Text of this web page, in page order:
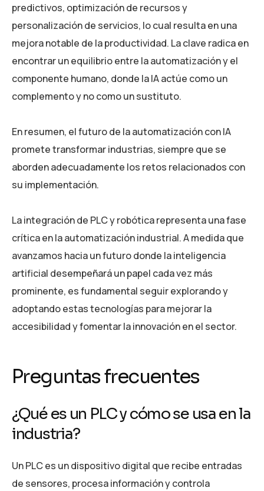
predictivos, optimización de recursos y
personalización de servicios, lo cual resulta en una
mejora notable de la productividad. La clave radica en
encontrar un equilibrio entre la automatización y el
componente humano, donde la IA actúe como un
complemento y no como un sustituto.
En resumen, el futuro de la automatización con IA
promete transformar industrias, siempre que se
aborden adecuadamente los retos relacionados con
su implementación.
La integración de PLC y robótica representa una fase
crítica en la automatización industrial. A medida que
avanzamos hacia un futuro donde la inteligencia
artificial desempeñará un papel cada vez más
prominente, es fundamental seguir explorando y
adoptando estas tecnologías para mejorar la
accesibilidad y fomentar la innovación en el sector.
Preguntas frecuentes
¿Qué es un PLC y cómo se usa en la
industria?
Un PLC es un dispositivo digital que recibe entradas
de sensores, procesa información y controla